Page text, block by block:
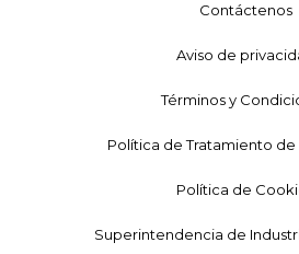
Contáctenos
Aviso de
Términos y
Política de Tratamiento
Política de
Superintendencia de